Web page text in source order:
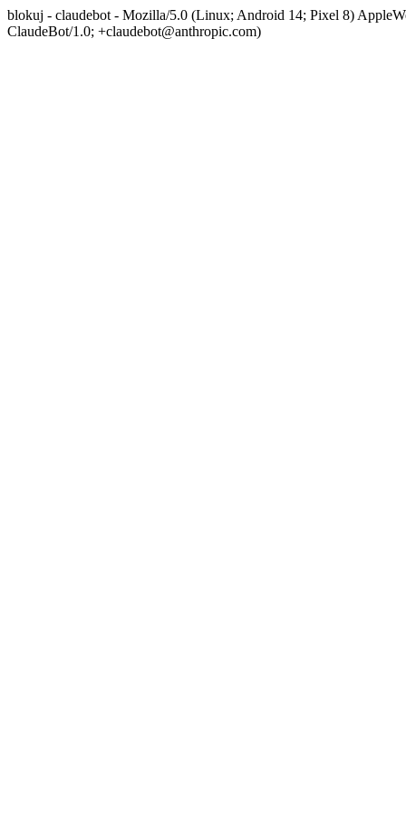
blokuj - claudebot - Mozilla/5.0 (Linux; Android 14; Pixel 8)
ClaudeBot/1.0; +claudebot@anthropic.com)